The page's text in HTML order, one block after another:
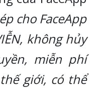
cho FaceApp
không hủy
miễn phí
giới, có thể